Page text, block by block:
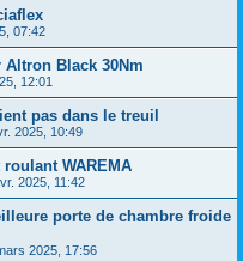
07:42
Altron Black 30Nm
12:01
pas dans le treuil
2025, 10:49
WAREMA
2025, 11:42
porte de chambre froide
2025, 17:56